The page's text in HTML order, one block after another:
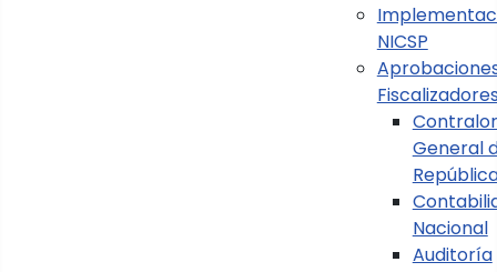
NICSP
General
Nacional
Auditoría